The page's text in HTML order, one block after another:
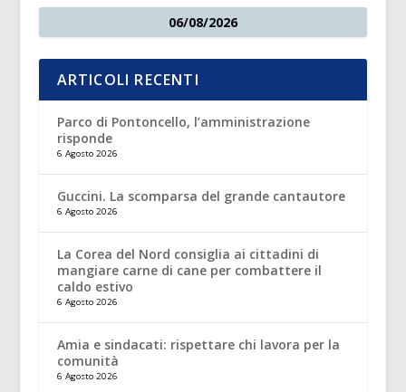
06/08/2026
ARTICOLI RECENTI
Parco di Pontoncello, l’amministrazione
risponde
6 Agosto 2026
Guccini. La scomparsa del grande cantautore
6 Agosto 2026
La Corea del Nord consiglia ai cittadini di
mangiare carne di cane per combattere il
caldo estivo
6 Agosto 2026
Amia e sindacati: rispettare chi lavora per la
comunità
6 Agosto 2026